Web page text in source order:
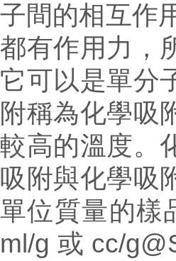
子間的相互作
都有作用力，
它可以是單分
附稱為化學吸
較高的溫度。
吸附與化學吸
單位質量的樣
ml/g 或 cc/